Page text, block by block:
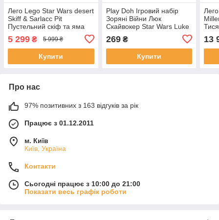
Лего Lego Star Wars desert
Skiff & Sarlacc Pit
Пустельний скіф та яма
5 299 ₴ 5 999 ₴
Купити
Play Doh Ігровий набір
Зоряні Війни Люк
Скайвокер Star Wars Luke
Snowtrooper
269₴
Купити
13
Про нас
97% позитивних з 163 відгуків за рік
Працює з 01.12.2011
м. Київ
Київ, Україна
Контакти
Сьогодні працює з 10:00 до 21:00
Показати весь графік роботи